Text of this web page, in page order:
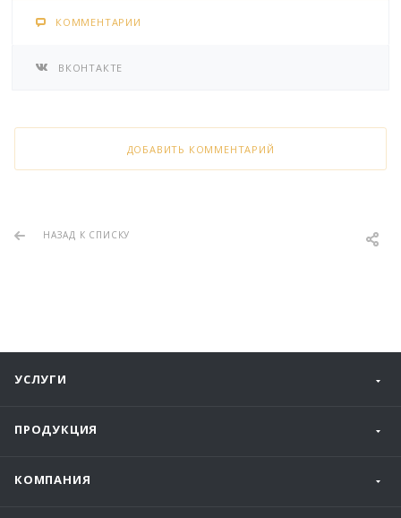
КОММЕНТАРИИ
ВКОНТАКТЕ
ДОБАВИТЬ КОММЕНТАРИЙ
НАЗАД К СПИСКУ
УСЛУГИ
ПРОДУКЦИЯ
КОМПАНИЯ